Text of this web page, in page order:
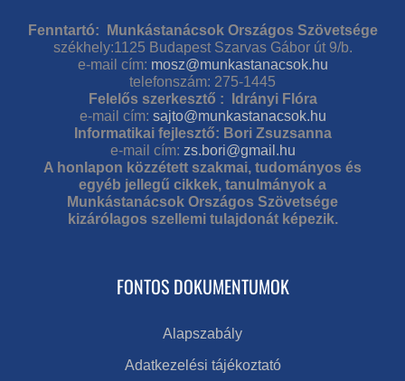
Fenntartó: Munkástanácsok Országos Szövetsége
székhely:1125 Budapest Szarvas Gábor út 9/b.
e-mail cím: mosz@munkastanacsok.hu
telefonszám: 275-1445
Felelős szerkesztő : Idrányi Flóra
e-mail cím: sajto@munkastanacsok.hu
Informatikai fejlesztő: Bori Zsuzsanna
e-mail cím: zs.bori@gmail.hu
A honlapon közzétett szakmai, tudományos és
egyéb jellegű cikkek, tanulmányok a
Munkástanácsok Országos Szövetsége
kizárólagos szellemi tulajdonát képezik.
FONTOS DOKUMENTUMOK
Alapszabály
Adatkezelési tájékoztató